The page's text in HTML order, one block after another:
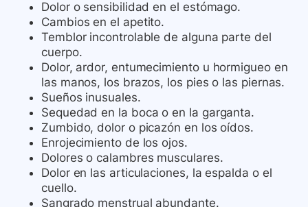
Dolor o sensibilidad en el estómago.
Cambios en el apetito.
Temblor incontrolable de alguna parte del
cuerpo.
Dolor, ardor, entumecimiento u hormigueo en
las manos, los brazos, los pies o las piernas.
Sueños inusuales.
Sequedad en la boca o en la garganta.
Zumbido, dolor o picazón en los oídos.
Enrojecimiento de los ojos.
Dolores o calambres musculares.
Dolor en las articulaciones, la espalda o el
cuello.
Sangrado menstrual abundante.